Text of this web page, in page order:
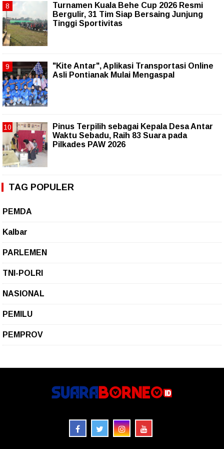
Turnamen Kuala Behe Cup 2026 Resmi
Bergulir, 31 Tim Siap Bersaing Junjung
Tinggi Sportivitas
"Kite Antar", Aplikasi Transportasi Online
Asli Pontianak Mulai Mengaspal
Pinus Terpilih sebagai Kepala Desa Antar
Waktu Sebadu, Raih 83 Suara pada
Pilkades PAW 2026
TAG POPULER
PEMDA
Kalbar
PARLEMEN
TNI-POLRI
NASIONAL
PEMILU
PEMPROV